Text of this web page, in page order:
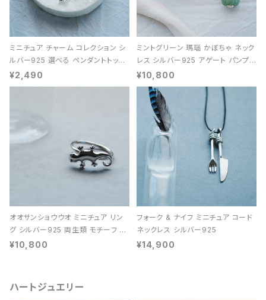
ミニチュア チャーム コレクション シ
ルバー925 選べる ペンダントトップ
レディース ユニセックス
¥2,490
ミントグリーン 瑪瑙 かぼちゃ ネック
レス シルバー925 アゲート パンプキ
ン 天然石 レディース
¥10,800
オオサンショウウオ ミニチュア リン
グ シルバー925 両生類 モチーフ レ
ディース ユニセックス
¥10,800
フォーク & ナイフ ミニチュア コード
ネックレス シルバー925
¥14,900
ハートジュエリー